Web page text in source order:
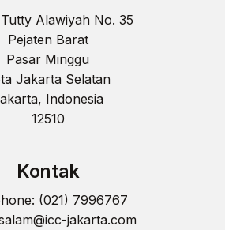
Alawiyah No. 35
Pejaten Barat
Pasar Minggu
Jakarta Selatan
Indonesia
12510
Kontak
(021) 7996767
jakarta.com